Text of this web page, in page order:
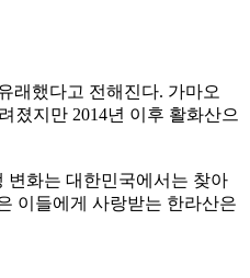
래했다고 전해진다. 가마오
졌지만 2014년 이후 활화산으
변화는 대한민국에서는 찾아
이들에게 사랑받는 한라산은